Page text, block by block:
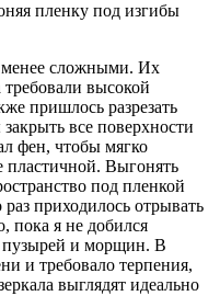
пленку под изгибы
менее сложными. Их
высокой
пришлось разрезать
все поверхности
фен, чтобы мягко
пластичной. Выгонять
под пленкой
приходилось отрывать
пока я не добился
пузырей и морщин. В
и требовало терпения,
выглядят идеально